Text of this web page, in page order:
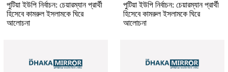
পুটিয়া ইউপি নির্বাচন: চেয়ারম্যান প্রার্থী
হিসেবে কামরুল ইসলামকে ঘিরে
আলোচনা
পুটিয়া ইউপি নির্বাচন: চেয়ারম্যান প্রার্থী
হিসেবে কামরুল ইসলামকে ঘিরে
আলোচনা